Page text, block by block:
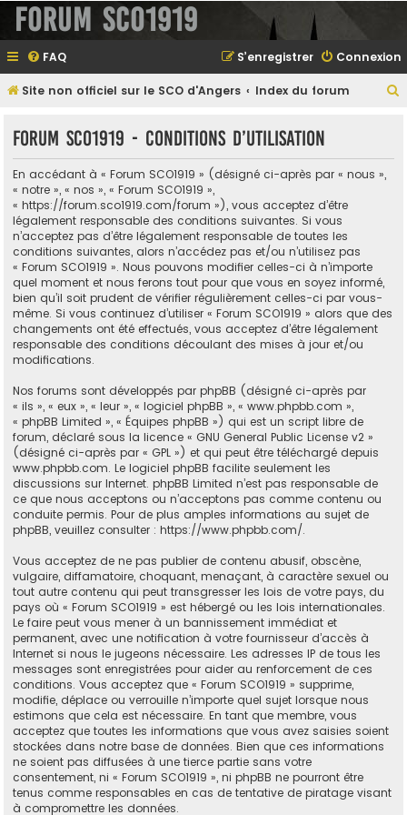
Forum SCO1919
FAQ Connexion
S’enregistrer
Site non officiel sur le SCO d'Angers Index du forum
Forum SCO1919 - Conditions d’utilisation
En accédant à « Forum SCO1919 » (désigné ci-après par « nous »,
« notre », « nos », « Forum SCO1919 »,
« https://forum.sco1919.com/forum »), vous acceptez d’être
légalement responsable des conditions suivantes. Si vous
n’acceptez pas d’être légalement responsable de toutes les
conditions suivantes, alors n’accédez pas et/ou n’utilisez pas
« Forum SCO1919 ». Nous pouvons modifier celles-ci à n’importe
quel moment et nous ferons tout pour que vous en soyez informé,
bien qu’il soit prudent de vérifier régulièrement celles-ci par vous-
même. Si vous continuez d’utiliser « Forum SCO1919 » alors que des
changements ont été effectués, vous acceptez d’être légalement
responsable des conditions découlant des mises à jour et/ou
modifications.
Nos forums sont développés par phpBB (désigné ci-après par
« ils », « eux », « leur », « logiciel phpBB », « www.phpbb.com »,
« phpBB Limited », « Équipes phpBB ») qui est un script libre de
forum, déclaré sous la licence « GNU General Public License v2 »
(désigné ci-après par « GPL ») et qui peut être téléchargé depuis
www.phpbb.com. Le logiciel phpBB facilite seulement les
discussions sur Internet. phpBB Limited n’est pas responsable de
ce que nous acceptons ou n’acceptons pas comme contenu ou
conduite permis. Pour de plus amples informations au sujet de
phpBB, veuillez consulter : https://www.phpbb.com/.
Vous acceptez de ne pas publier de contenu abusif, obscène,
vulgaire, diffamatoire, choquant, menaçant, à caractère sexuel ou
tout autre contenu qui peut transgresser les lois de votre pays, du
pays où « Forum SCO1919 » est hébergé ou les lois internationales.
Le faire peut vous mener à un bannissement immédiat et
permanent, avec une notification à votre fournisseur d’accès à
Internet si nous le jugeons nécessaire. Les adresses IP de tous les
messages sont enregistrées pour aider au renforcement de ces
conditions. Vous acceptez que « Forum SCO1919 » supprime,
modifie, déplace ou verrouille n’importe quel sujet lorsque nous
estimons que cela est nécessaire. En tant que membre, vous
acceptez que toutes les informations que vous avez saisies soient
stockées dans notre base de données. Bien que ces informations
ne soient pas diffusées à une tierce partie sans votre
consentement, ni « Forum SCO1919 », ni phpBB ne pourront être
tenus comme responsables en cas de tentative de piratage visant
à compromettre les données.